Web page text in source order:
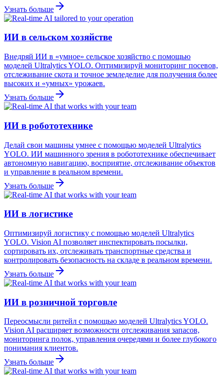
Узнать больше
ИИ в сельском хозяйстве
Внедряй ИИ в «умное» сельское хозяйство с помощью
моделей Ultralytics YOLO. Оптимизируй мониторинг посевов,
отслеживание скота и точное земледелие для получения более
высоких и «умных» урожаев.
Узнать больше
ИИ в робототехнике
Делай свои машины умнее с помощью моделей Ultralytics
YOLO. ИИ машинного зрения в робототехнике обеспечивает
автономную навигацию, восприятие, отслеживание объектов
и управление в реальном времени.
Узнать больше
ИИ в логистике
Оптимизируй логистику с помощью моделей Ultralytics
YOLO. Vision AI позволяет инспектировать посылки,
сортировать их, отслеживать транспортные средства и
контролировать безопасность на складе в реальном времени.
Узнать больше
ИИ в розничной торговле
Переосмысли ритейл с помощью моделей Ultralytics YOLO.
Vision AI расширяет возможности отслеживания запасов,
мониторинга полок, управления очередями и более глубокого
понимания клиентов.
Узнать больше